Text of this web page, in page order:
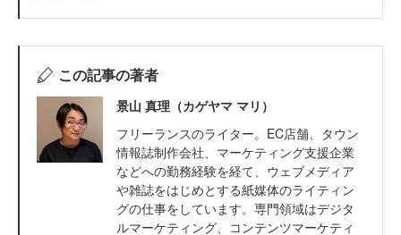
この記事の著者
景山 真理（カゲヤマ マリ）
フリーランスのライター。EC店舗、タウン
情報誌制作会社、マーケティング支援企業
などへの勤務経験を経て、ウェブメディア
や雑誌をはじめとする紙媒体のライティン
グの仕事をしています。専門領域はデジタ
ルマーケティング、コンテンツマーケティ